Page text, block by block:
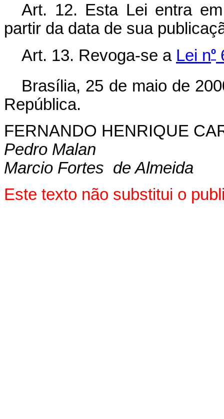
Art. 12. Esta Lei entra
partir da data de sua
Art. 13. Revoga-se a Lei nº
Brasília, 25 de maio de
República.
FERNANDO HENRIQUE
Pedro Malan
Marcio Fortes de Almeida
Este texto não substitui o